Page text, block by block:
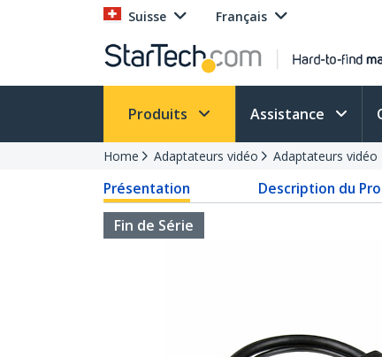
Suisse Français
Produits Assistance
Home Adaptateurs vidéo Adaptateurs vidéo
Présentation Description du
Fin de Série